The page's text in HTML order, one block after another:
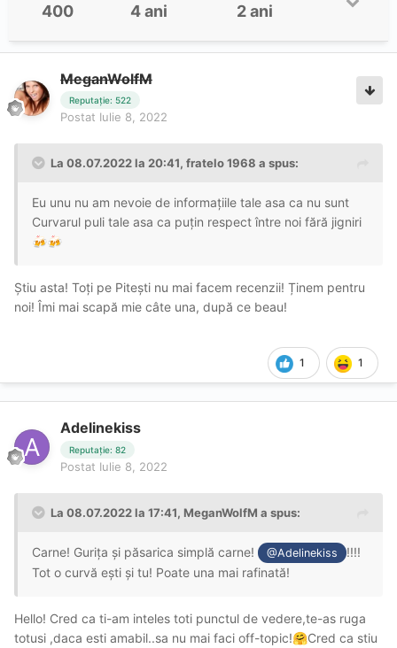
400 4 ani 2 ani
MeganWolfM
Reputație: 522
Postat Iulie 8, 2022
La 08.07.2022 la 20:41, fratelo 1968 a spus:
Eu unu nu am nevoie de informațiile tale asa ca nu sunt
Curvarul puli tale asa ca puțin respect între noi fără jigniri
🍻🍻
Știu asta! Toți pe Pitești nu mai facem recenzii! Ținem pentru
noi! Îmi mai scapă mie câte una, după ce beau!
1 1
Adelinekiss
Reputație: 82
Postat Iulie 8, 2022
La 08.07.2022 la 17:41, MeganWolfM a spus:
Carne! Gurița și păsarica simplă carne! @Adelinekiss
!!!!
Tot o curvă ești și tu! Poate una mai rafinată!
Hello! Cred ca ti-am inteles toti punctul de vedere,te-as ruga
totusi ,daca esti amabil..sa nu mai faci off-topic!🤗Cred ca stiu